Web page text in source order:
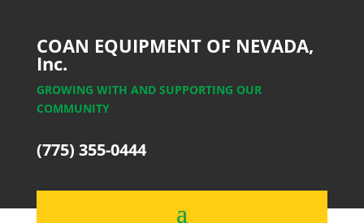
COAN EQUIPMENT OF NEVADA,
Inc.
GROWING WITH AND SUPPORTING OUR
COMMUNITY
(775) 355-0444